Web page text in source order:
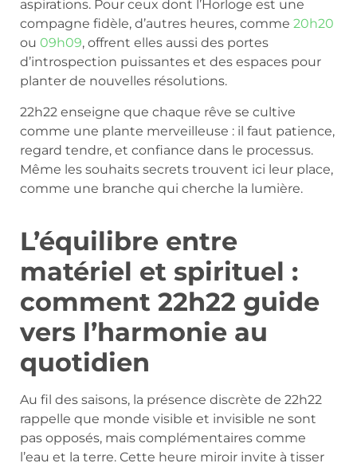
aspirations. Pour ceux dont l’Horloge est une
compagne fidèle, d’autres heures, comme 20h20
ou 09h09, offrent elles aussi des portes
d’introspection puissantes et des espaces pour
planter de nouvelles résolutions.
22h22 enseigne que chaque rêve se cultive
comme une plante merveilleuse : il faut patience,
regard tendre, et confiance dans le processus.
Même les souhaits secrets trouvent ici leur place,
comme une branche qui cherche la lumière.
L’équilibre entre
matériel et spirituel :
comment 22h22 guide
vers l’harmonie au
quotidien
Au fil des saisons, la présence discrète de 22h22
rappelle que monde visible et invisible ne sont
pas opposés, mais complémentaires comme
l’eau et la terre. Cette heure miroir invite à tisser